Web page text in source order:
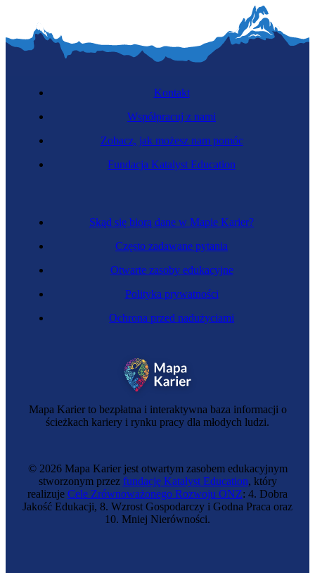
Organizatorka eventów
Mapa Karier to bezpłatna i interaktywna baza informacji o
ścieżkach kariery i rynku pracy dla młodych ludzi.
Skąd się biorą dane w Mapie Karier?
Często zadawane pytania
Otwarte zasoby edukacyjne
Polityka prywatności
Ochrona przed nadużyciami
Kontakt
Współpracuj z nami
Zobacz, jak możesz nam pomóc
Fundacja Katalyst Education
© 2026 Mapa Karier jest otwartym zasobem edukacyjnym
stworzonym przez fundację Katalyst Education, który
realizuje Cele Zrównoważonego Rozwoju ONZ: 4. Dobra
Jakość Edukacji, 8. Wzrost Gospodarczy i Godna Praca oraz
10. Mniej Nierówności.